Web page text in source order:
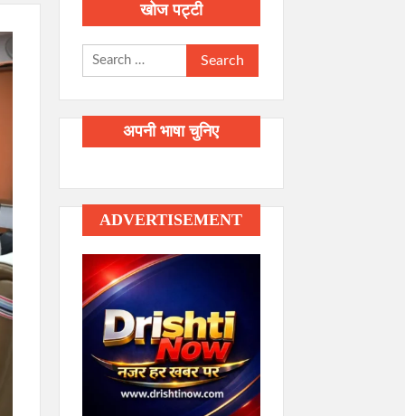
खोज पट्टी
Search
for:
अपनी भाषा चुनिए
ADVERTISEMENT